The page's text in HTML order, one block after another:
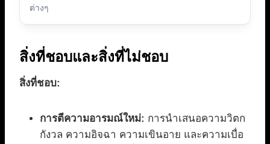
ต่างๆ
สิ่งที่ชอบและสิ่งที่ไม่ชอบ
สิ่งที่ชอบ:
การตีความอารมณ์ใหม่: การนำเสนอความวิตก
กังวล ความอิจฉา ความเขินอาย และความเบื่อ